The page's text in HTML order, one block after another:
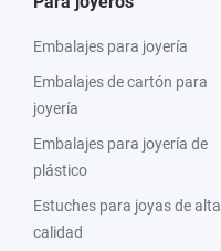
Embalajes para joyería
Embalajes de cartón para
joyería
Embalajes para joyería de
plástico
Estuches para joyas de alta
calidad